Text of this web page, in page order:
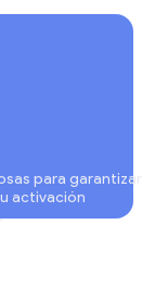
para garantizar
activación